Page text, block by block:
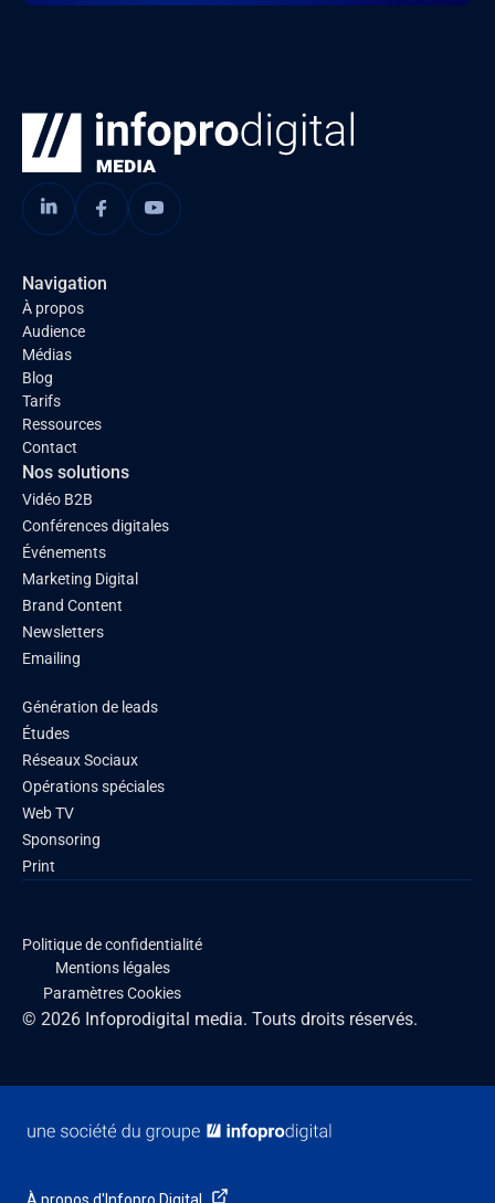
Navigation
À propos
Audience
Médias
Blog
Tarifs
Ressources
Contact
Nos solutions
Vidéo B2B
Conférences digitales
Événements
Marketing Digital
Brand Content
Newsletters
Emailing
Génération de leads
Études
Réseaux Sociaux
Opérations spéciales
Web TV
Sponsoring
Print
© 2026 Infoprodigital media. Touts droits réservés.
Politique de confidentialité
Mentions légales
Paramètres Cookies